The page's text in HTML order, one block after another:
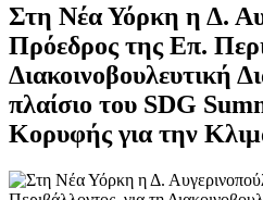
Στη Νέα Υόρκη η Δ.
Πρόεδρος της Επ.
Διακοινοβουλευτική
πλαίσιο του SDG
Κορυφής για την